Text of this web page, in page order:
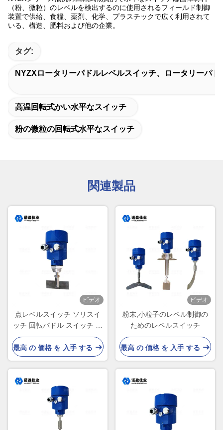
（粉、微粒）のレベルを検出するのに使用されるフィールド制御
装置で供給、食糧、薬剤、化学、プラスチックで広く利用されて
いる、構造、肥料および他の企業。
タグ:
NYZXロータリーパドルレベルスイッチ、ロータリーパ
高温回転式かい水平なスイッチ
粉の微粒の回転式水平なスイッチ
関連製品
ビデオ
点レベルスイッチ ソリスイ
ッチ 回転パドル スイッチ 点
レベル検出
最高 の 価格 を 入手 する
ビデオ
粉末,小粒子のレベル制御の
ためのレベルスイッチ
最高 の 価格 を 入手 する